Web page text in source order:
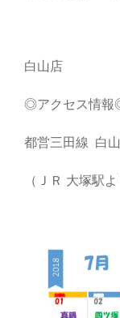
白山店
◎アクセス情
都営三田線 白
（ＪＲ 大塚駅